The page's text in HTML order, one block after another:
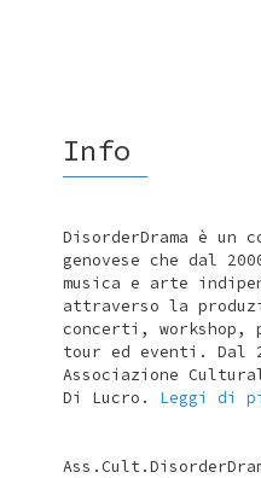
Info
DisorderDrama è un
genovese che dal
musica e arte
attraverso la
concerti, workshop,
tour ed eventi. Dal
Associazione
Di Lucro. Leggi di